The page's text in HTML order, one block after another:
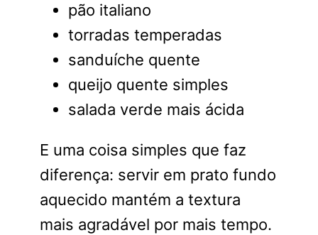
pão italiano
torradas temperadas
sanduíche quente
queijo quente simples
salada verde mais ácida
E uma coisa simples que faz
diferença: servir em prato fundo
aquecido mantém a textura
mais agradável por mais tempo.